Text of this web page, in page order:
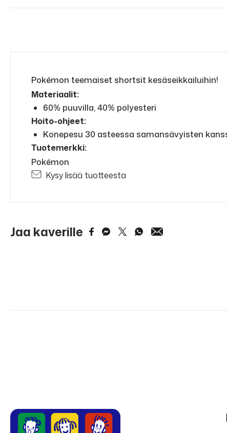
Pokémon teemaiset shortsit kesäseikkailuihin!
Materiaalit:
60% puuvilla, 40% polyesteri
Hoito-ohjeet:
Konepesu 30 asteessa samansävyisten
Tuotemerkki:
Pokémon
Kysy lisää tuotteesta
Jaa kaverille